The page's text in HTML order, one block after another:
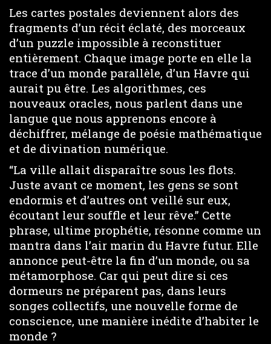
Les cartes postales deviennent alors des
fragments d’un récit éclaté, des morceaux
d’un puzzle impossible à reconstituer
entièrement. Chaque image porte en elle la
trace d’un monde parallèle, d’un Havre qui
aurait pu être. Les algorithmes, ces
nouveaux oracles, nous parlent dans une
langue que nous apprenons encore à
déchiffrer, mélange de poésie mathématique
et de divination numérique.
“La ville allait disparaître sous les flots.
Juste avant ce moment, les gens se sont
endormis et d’autres ont veillé sur eux,
écoutant leur souffle et leur rêve.” Cette
phrase, ultime prophétie, résonne comme un
mantra dans l’air marin du Havre futur. Elle
annonce peut-être la fin d’un monde, ou sa
métamorphose. Car qui peut dire si ces
dormeurs ne préparent pas, dans leurs
songes collectifs, une nouvelle forme de
conscience, une manière inédite d’habiter le
monde ?